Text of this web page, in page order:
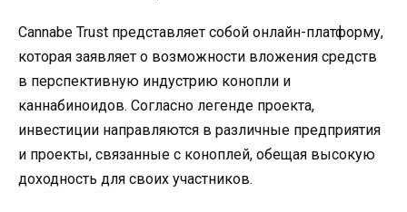
Cannabe Trust представляет собой онлайн-платформу,
которая заявляет о возможности вложения средств
в перспективную индустрию конопли и
каннабиноидов. Согласно легенде проекта,
инвестиции направляются в различные предприятия
и проекты, связанные с коноплей, обещая высокую
доходность для своих участников.